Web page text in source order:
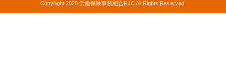
Copyright 2020 労働保険事務組合RJC All Rights Reserved.